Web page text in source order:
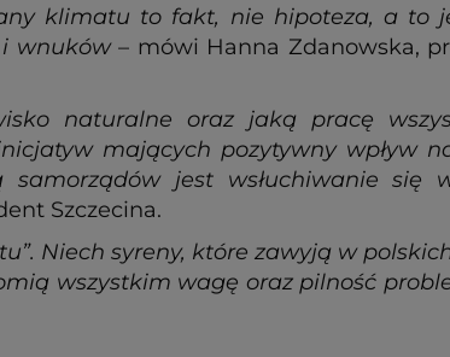
klimatu to fakt, nie hipoteza, a to
i wnuków– mówi Hanna Zdanowska,
naturalne oraz jaką pracę
mających pozytywny wpływ
jest wsłuchiwanie się
Szczecina.
Niech syreny, które zawyją w
wszystkim wagę oraz pilność